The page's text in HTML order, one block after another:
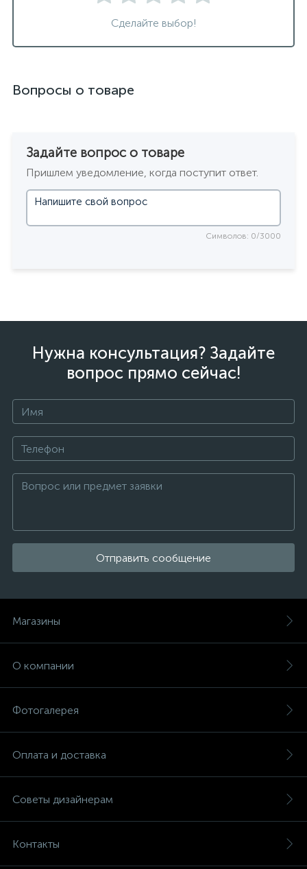
Сделайте выбор!
Вопросы о товаре
Задайте вопрос о товаре
Пришлем уведомление, когда поступит ответ.
Символов: 0/3000
Нужна консультация? Задайте
вопрос прямо сейчас!
Отправить сообщение
Магазины
О компании
Фотогалерея
Оплата и доставка
Советы дизайнерам
Контакты